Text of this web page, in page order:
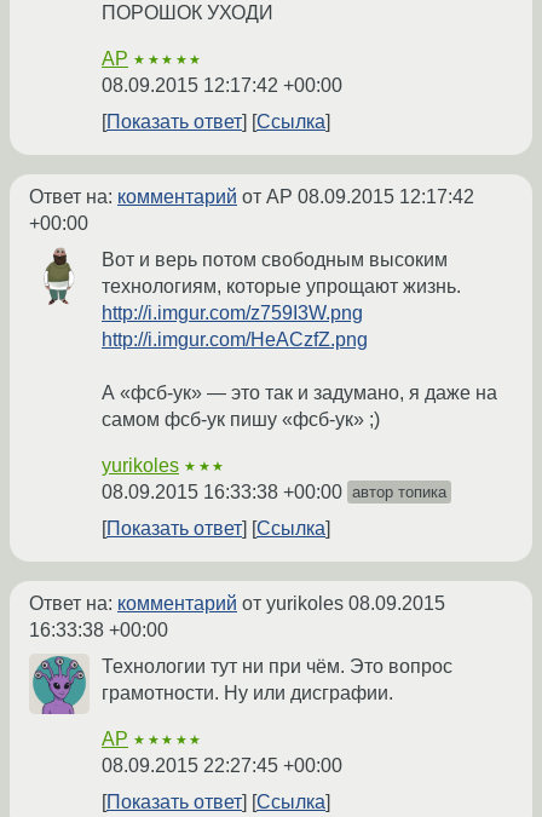
ПОРОШОК УХОДИ
AP ★★★★★
08.09.2015 12:17:42 +00:00
Показать ответ
Ссылка
Ответ на: комментарий от AP 08.09.2015 12:17:42
+00:00
Вот и верь потом свободным высоким
технологиям, которые упрощают жизнь.
http://i.imgur.com/z759I3W.png
http://i.imgur.com/HeACzfZ.png
А «фсб-ук» — это так и задумано, я даже на
самом фсб-ук пишу «фсб-ук» ;)
yurikoles ★★★
08.09.2015 16:33:38 +00:00 автор топика
Показать ответ Ссылка
Ответ на: комментарий от yurikoles 08.09.2015
16:33:38 +00:00
Технологии тут ни при чём. Это вопрос
грамотности. Ну или дисграфии.
AP ★★★★★
08.09.2015 22:27:45 +00:00
Показать ответ
Ссылка